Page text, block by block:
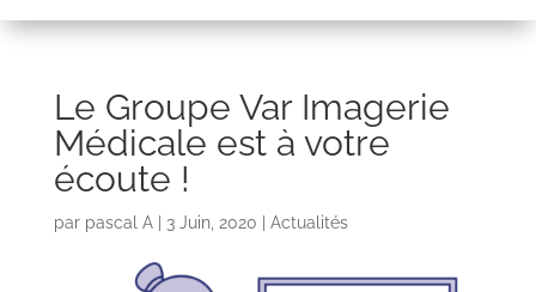
Le Groupe Var Imagerie
Médicale est à votre
écoute !
par pascal A| 3 Juin, 2020 Actualités